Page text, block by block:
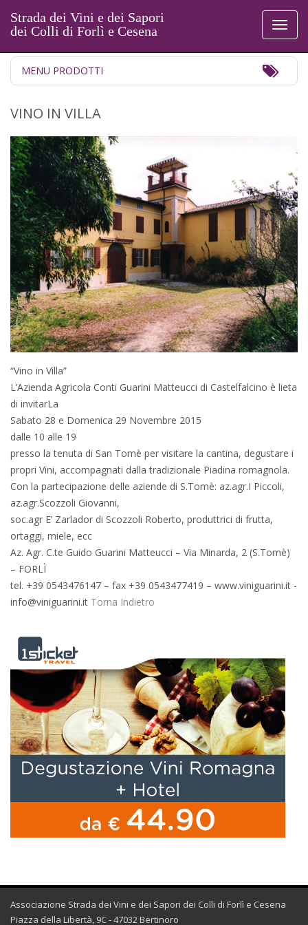
Strada dei Vini e dei Sapori
dei Colli di Forlì e Cesena
MENU PRODOTTI
VINO IN VILLA
“Vino in Villa”
L’Azienda Agricola Conti Guarini Matteucci di Castelfalcino è lieta
di invitarLa
Sabato 28 e Domenica 29 Novembre 2015
dalle 10 alle 19
presso la tenuta di San Tomè per visitare la cantina, degustare i
propri Vini, accompagnati dalla tradizionale Piadina romagnola.
Con la partecipazione delle aziende di S.Tomè: az.agr.I Piccoli,
az.agr.Scozzoli Giovanni,
soc.agr E’ Zarlador di Scozzoli Roberto, produttrici di frutta,
ortaggi, miele, ecc
Az. Agr. C.te Guido Guarini Matteucci – Via Minarda, 2 (S.Tomè)
– FORLÌ
tel. +39 0543476147 – fax +39 0543477419 – www.viniguarini.it -
info@viniguarini.it Torna Indietro
Associazione Strada dei Vini e dei Sapori dei Colli di Forlì e Cesena
Piazza della Libertà, 9C - 47032 Bertinoro